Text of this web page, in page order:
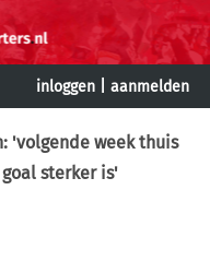
inloggen aanmelden
'volgende week thuis
sterker is'